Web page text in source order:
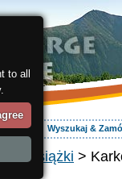
Wyszukaj &
Książki >
to all